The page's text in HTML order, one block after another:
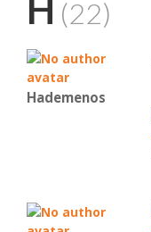
(22)
Hademenos